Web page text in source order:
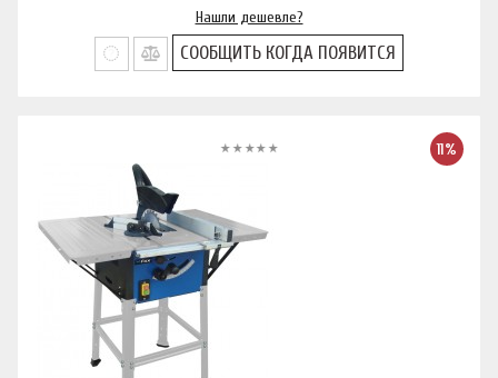
Нашли дешевле?
СООБЩИТЬ КОГДА ПОЯВИТСЯ
11%